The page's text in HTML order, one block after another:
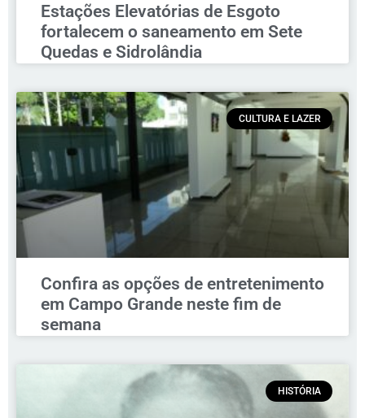
Estações Elevatórias de Esgoto
fortalecem o saneamento em Sete
Quedas e Sidrolândia
CULTURA E LAZER
Confira as opções de entretenimento
em Campo Grande neste fim de
semana
HISTÓRIA